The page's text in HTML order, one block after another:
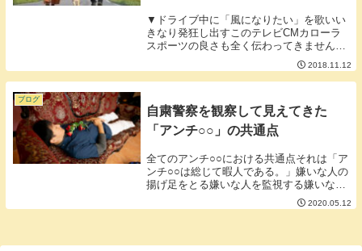
▼ドライブ中に「風になりたい」を歌いい
きなり発狂し出すこのテレビCMカローラ
スポーツの良さも全く伝わってきませんし
個人的に何がおもしろいのかよくわかりま
せん。イケメンと美女のデートを見せつけ
られなんだかモヤモヤした気持ちにもなり
2018.11.12
ブログ
自粛警察を観察して見えてきた
「アンチ○○」の共通点
全てのアンチ○○における共通点それは「ア
ンチ○○は総じて暇人である。」嫌いな人の
揚げ足をとる嫌いな人を監視する嫌いな人
のタイムラインをいちいち見に行くこのよ
うな「人を嫌う」という行為は時間的に余
2020.05.12